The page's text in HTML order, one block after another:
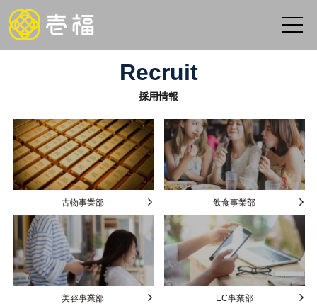
Recruit
採用情報
古物事業部 飲食事業部
美容事業部 EC事業部